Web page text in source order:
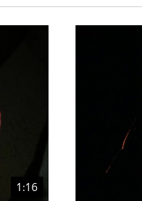
Lady Cracker 700
Wäre auch zu
1:16